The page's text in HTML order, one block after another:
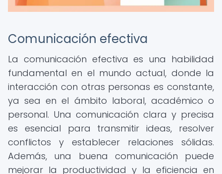
Comunicación efectiva
La comunicación efectiva es una habilidad
fundamental en el mundo actual, donde la
interacción con otras personas es constante,
ya sea en el ámbito laboral, académico o
personal. Una comunicación clara y precisa
es esencial para transmitir ideas, resolver
conflictos y establecer relaciones sólidas.
Además, una buena comunicación puede
mejorar la productividad y la eficiencia en